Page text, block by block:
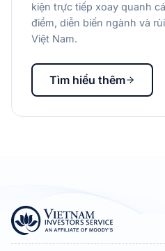
kiện trực tiếp xoay quanh
điểm, diễn biến ngành và
Việt Nam.
Tìm hiểu thêm